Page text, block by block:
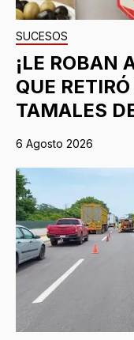
SUCESOS
¡LE ROBAN
QUE
TAMALES
6 Agosto 2026